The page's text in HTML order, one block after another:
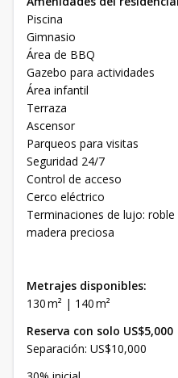
Piscina
Gimnasio
Área de BBQ
Gazebo para actividades
Área infantil
Terraza
Ascensor
Parqueos para visitas
Seguridad 24/7
Control de acceso
Cerco eléctrico
Terminaciones de lujo:
madera preciosa
Metrajes disponibles:
130 m² | 140 m²
Reserva con solo US$5,000
Separación: US$10,000